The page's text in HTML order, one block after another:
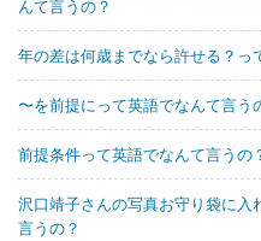
んて言うの？
年の差は何歳までなら許せる？っ
〜を前提にって英語でなんて言う
前提条件って英語でなんて言うの
沢口靖子さんの写真お守り袋に入
言うの？